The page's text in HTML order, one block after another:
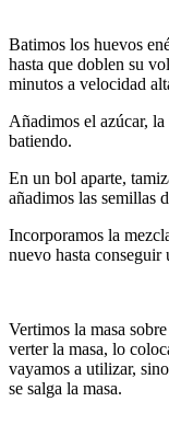
Batimos los huevos
hasta que doblen su
minutos a velocidad
Añadimos el azúcar,
batiendo.
En un bol aparte,
añadimos las semillas
Incorporamos la
nuevo hasta conseguir
Vertimos la masa
verter la masa, lo
vayamos a utilizar,
se salga la masa.